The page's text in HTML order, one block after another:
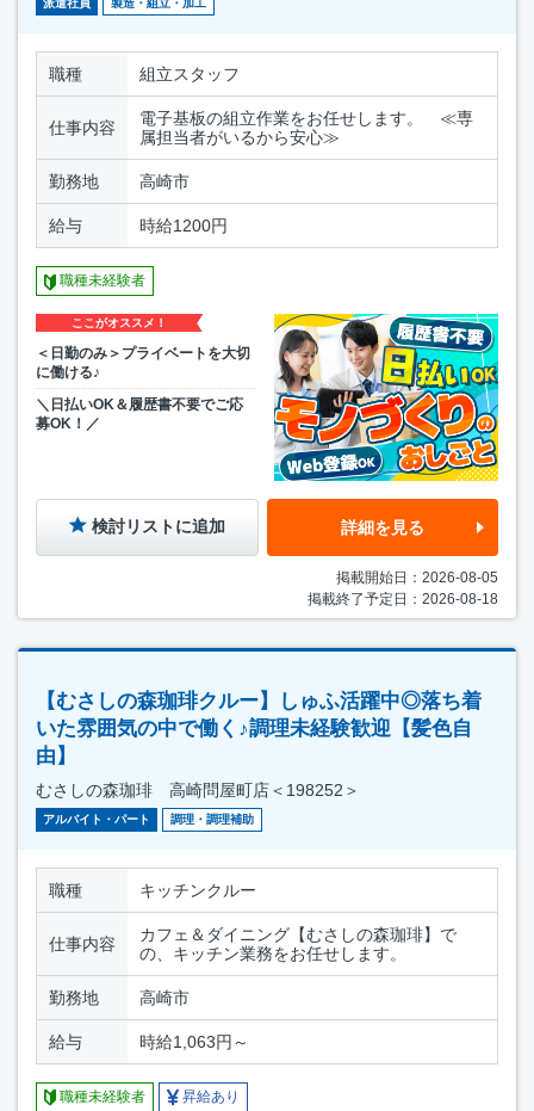
派遣社員 製造・組立・加工
職種 組立スタッフ
仕事内容
電子基板の組立作業をお任せします。 ≪専
属担当者がいるから安心≫
勤務地 高崎市
給与 時給1200円
職種未経験者
ここがオススメ！
＜日勤のみ＞プライベートを大切
に働ける♪
＼日払いOK＆履歴書不要でご応
募OK！／
検討リストに追加 詳細を見る
掲載開始日：2026-08-05
掲載終了予定日：2026-08-18
【むさしの森珈琲クルー】しゅふ活躍中◎落ち着
いた雰囲気の中で働く♪調理未経験歓迎【髪色自
由】
むさしの森珈琲 高崎問屋町店＜198252＞
アルバイト・パート 調理・調理補助
職種 キッチンクルー
仕事内容
カフェ＆ダイニング【むさしの森珈琲】で
の、キッチン業務をお任せします。
勤務地 高崎市
給与 時給1,063円～
職種未経験者 昇給あり